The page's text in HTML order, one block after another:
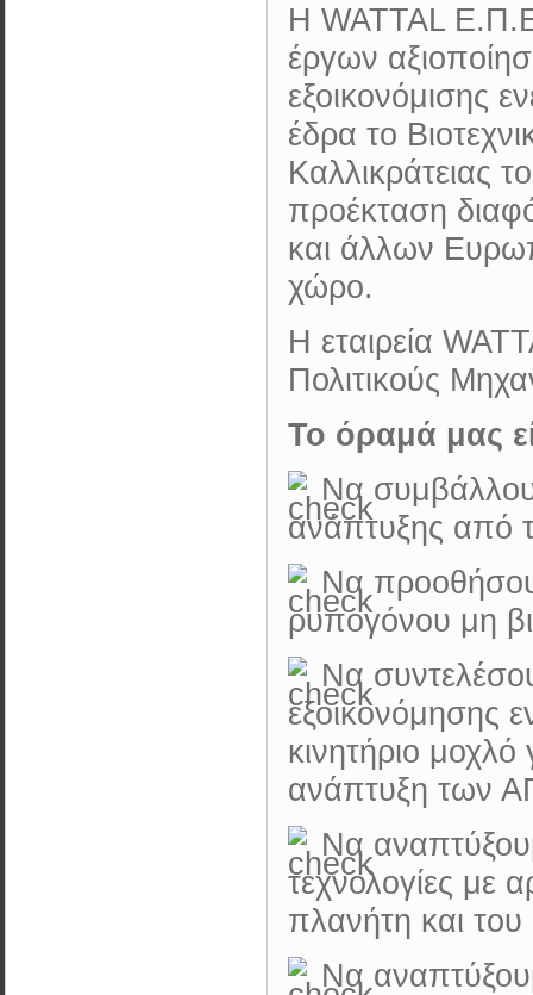
Η WATTAL Ε.Π.Ε.
έργων
εξοικονόμισης
έδρα το
Καλλικράτειας
προέκταση
και άλλων
χώρο.
Η εταιρεία
Πολιτικούς
Το όραμά μας
Nα
ανάπτυξης από
Nα
ρυπογόνου μη
Nα
εξοικονόμησης
κινητήριο
ανάπτυξη των
Nα
τεχνολογίες με
πλανήτη και
Nα